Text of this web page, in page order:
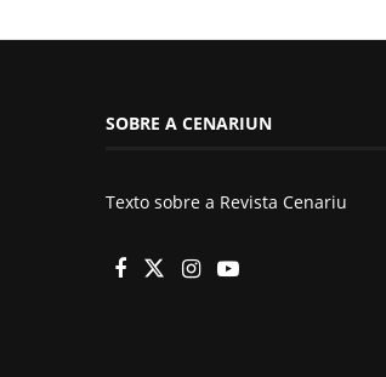
SOBRE A CENARIUN
Texto sobre a Revista Cenariu